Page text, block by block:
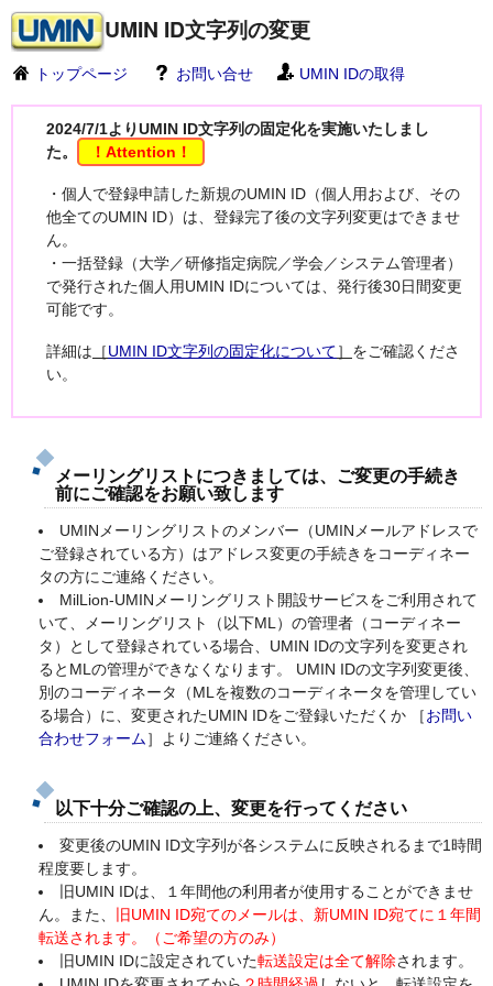
UMIN ID文字列の変更
トップページ お問い合せ UMIN IDの取得
2024/7/1よりUMIN ID文字列の固定化を実施いたしまし
た。
・個人で登録申請した新規のUMIN ID（個人用および、その
他全てのUMIN ID）は、登録完了後の文字列変更はできませ
ん。
・一括登録（大学／研修指定病院／学会／システム管理者）
で発行された個人用UMIN IDについては、発行後30日間変更
可能です。
詳細は ［UMIN ID文字列の固定化について］ をご確認くださ
い。
メーリングリストにつきましては、ご変更の手続き
前にご確認をお願い致します
UMINメーリングリストのメンバー（UMINメールアドレスで
ご登録されている方）はアドレス変更の手続きをコーディネー
タの方にご連絡ください。
MilLion-UMINメーリングリスト開設サービスをご利用されて
いて、メーリングリスト（以下ML）の管理者（コーディネー
タ）として登録されている場合、UMIN IDの文字列を変更され
るとMLの管理ができなくなります。 UMIN IDの文字列変更後、
別のコーディネータ（MLを複数のコーディネータを管理してい
る場合）に、変更されたUMIN IDをご登録いただくか ［お問い
合わせフォーム］よりご連絡ください。
以下十分ご確認の上、変更を行ってください
変更後のUMIN ID文字列が各システムに反映されるまで1時間
程度要します。
旧UMIN IDは、１年間他の利用者が使用することができませ
ん。また、
旧UMIN ID宛てのメールは、新UMIN ID宛てに１年間
転送されます。（ご希望の方のみ）
旧UMIN IDに設定されていた転送設定は全て解除されます。